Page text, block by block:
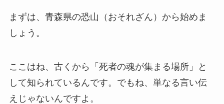
まずは、青森県の恐山（おそれざん）から始めま
しょう。
ここはね、古くから「死者の魂が集まる場所」と
して知られているんです。でもね、単なる言い伝
えじゃないんですよ。